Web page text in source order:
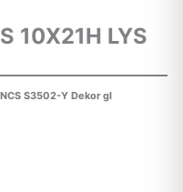
10X21H LYS
S3502-Y Dekor gl